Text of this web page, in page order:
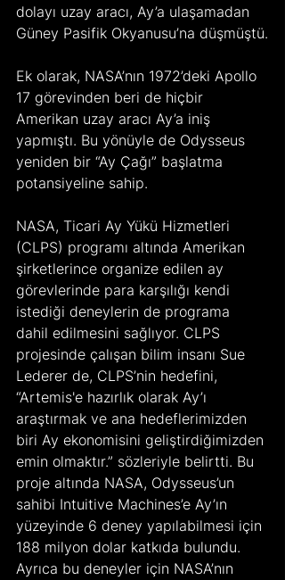
dolayı uzay aracı, Ay’a ulaşamadan
Güney Pasifik Okyanusu’na düşmüştü.
Ek olarak, NASA’nın 1972’deki Apollo
17 görevinden beri de hiçbir
Amerikan uzay aracı Ay’a iniş
yapmıştı. Bu yönüyle de Odysseus
yeniden bir “Ay Çağı” başlatma
potansiyeline sahip.
NASA, Ticari Ay Yükü Hizmetleri
(CLPS) programı altında Amerikan
şirketlerince organize edilen ay
görevlerinde para karşılığı kendi
istediği deneylerin de programa
dahil edilmesini sağlıyor. CLPS
projesinde çalışan bilim insanı Sue
Lederer de, CLPS’nin hedefini,
“Artemis'e hazırlık olarak Ay’ı
araştırmak ve ana hedeflerimizden
biri Ay ekonomisini geliştirdiğimizden
emin olmaktır.” sözleriyle belirtti. Bu
proje altında NASA, Odysseus’un
sahibi Intuitive Machines’e Ay’ın
yüzeyinde 6 deney yapılabilmesi için
188 milyon dolar katkıda bulundu.
Ayrıca bu deneyler için NASA’nın